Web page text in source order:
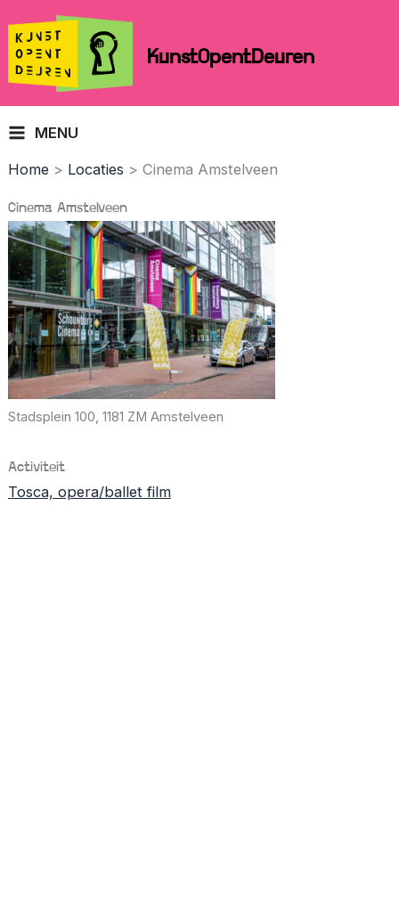
content
KunstOpentDeuren
MENU
Home Locaties Cinema Amstelveen
Cinema Amstelveen
Stadsplein 100, 1181 ZM Amstelveen
Activiteit
Tosca, opera/ballet film